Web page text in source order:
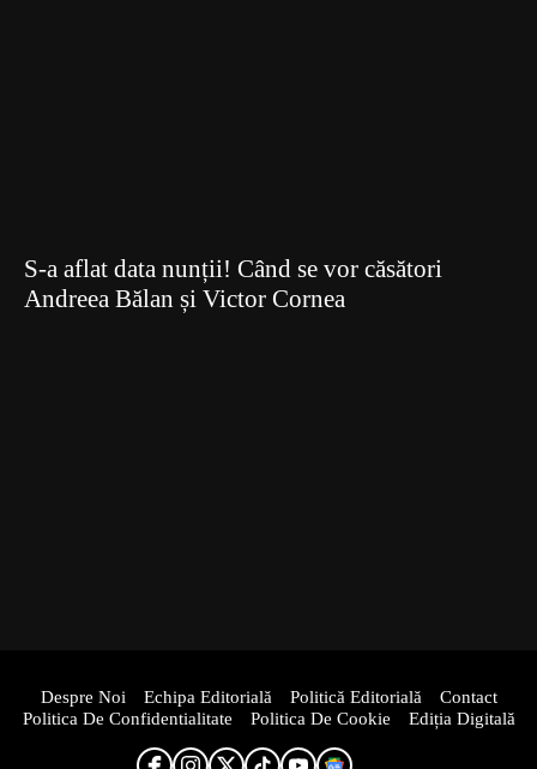
S-a aflat data nunții! Când se vor căsători
Andreea Bălan și Victor Cornea
Despre Noi Echipa Editorială Politică Editorială
Contact
Politica De Confidentialitate
Politica De Cookie Ediția Digitală